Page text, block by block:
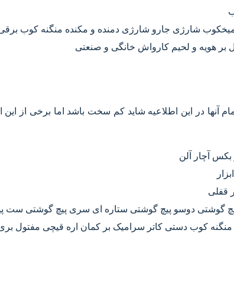
شارژی جارو شارژی دمنده و مکنده منگنه کوب
هویه و لحیم کارواش خانگی و صنعتی
آنها در این اطلاعیه شاید کم سخت باشد اما برخی از این
بکس آچار آلن
قفلی
پیچ گوشتی دوسو پیچ گوشتی ستاره ای سری پیچ گوشتی ست
منگنه کوب دستی کاتر سرامیک بر کمان اره قیچی مفتول